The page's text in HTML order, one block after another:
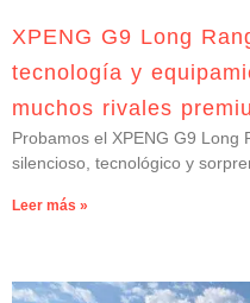
XPENG G9 Long
tecnología y
muchos rivales
Probamos el XPENG G9 Long
silencioso, tecnológico y
Leer más »